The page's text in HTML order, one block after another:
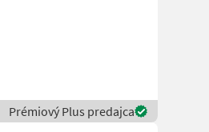
Prémiový Plus predajca